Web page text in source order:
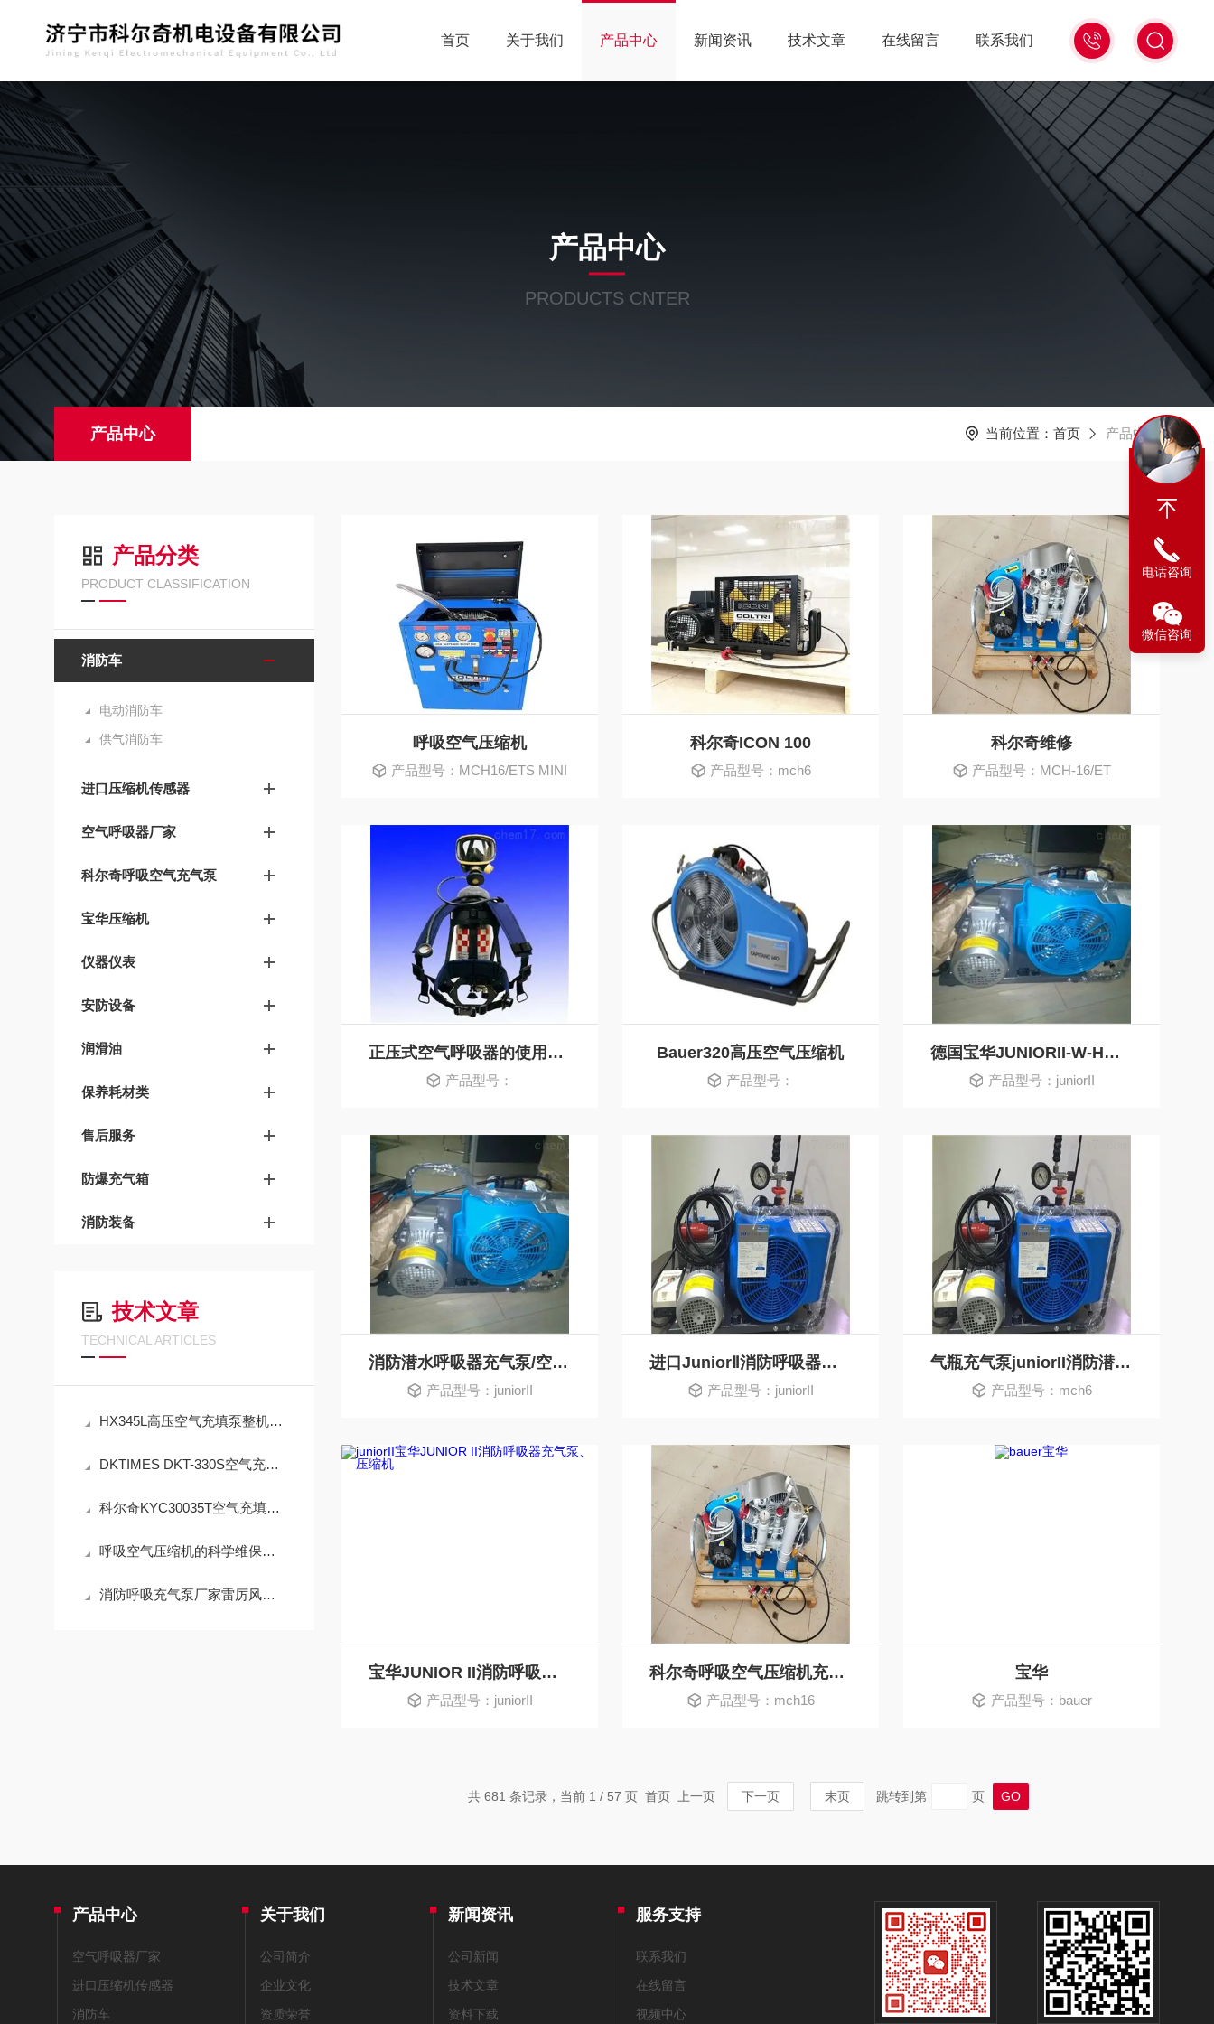
15006471345
首页 关于我们 产品中心 新闻资讯 技术文章 在线留言 联系我们
产品中心
PRODUCTS CNTER
产品中心 当前位置： 首页 产品中心
产品分类
PRODUCT CLASSIFICATION
消防车
电动消防车
供气消防车
进口压缩机传感器
空气呼吸器厂家
科尔奇呼吸空气充气泵
宝华压缩机
仪器仪表
安防设备
润滑油
保养耗材类
售后服务
防爆充气箱
消防装备
技术文章
TECHNICAL ARTICLES
HX345L高压空气充填泵整机及配套配件销售与标准化应用技术解析
DKTIMES DKT-330S空气充填泵规范使用与精细化维保技术指南
科尔奇KYC30035T空气充填泵操作使用与注意事项
呼吸空气压缩机的科学维保指导
消防呼吸充气泵厂家雷厉风行闪现：呼吸器充气泵维保机构
呼吸空气压缩机
产品型号：MCH16/ETS MINI
科尔奇ICON 100
产品型号：mch6
科尔奇维修
产品型号：MCH-16/ET
正压式空气呼吸器的使用方法
产品型号：
Bauer320高压空气压缩机
产品型号：
德国宝华JUNIORII-W-H空气压缩机空气充气机
产品型号：juniorII
消防潜水呼吸器充气泵/空气压缩机
产品型号：juniorII
进口JuniorⅡ消防呼吸器空气充气泵压缩机
产品型号：juniorII
气瓶充气泵juniorII消防潜水压缩机德国宝华
产品型号：mch6
宝华JUNIOR II消防呼吸器充气泵、压缩机
产品型号：juniorII
科尔奇呼吸空气压缩机充填泵ZY16/ET
产品型号：mch16
宝华
产品型号：bauer
共 681 条记录，当前 1 / 57 页 首页 上一页 下一页 末页 跳转到第 页
产品中心
空气呼吸器厂家
进口压缩机传感器
消防车
关于我们
公司简介
企业文化
资质荣誉
新闻资讯
公司新闻
技术文章
资料下载
服务支持
联系我们
在线留言
视频中心
电话咨询
微信咨询